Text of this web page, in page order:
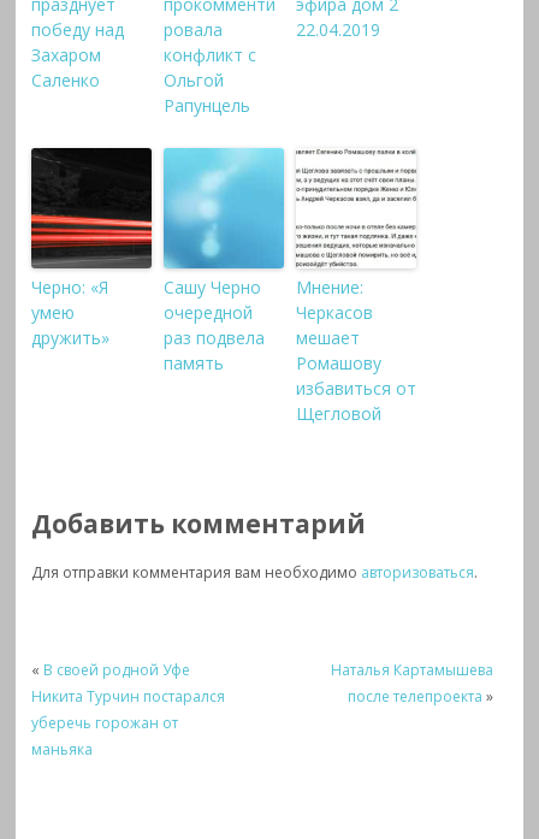
празднует
победу над
Захаром
Саленко
прокомменти
ровала
конфликт с
Ольгой
Рапунцель
эфира дом 2
22.04.2019
Черно: «Я
умею
дружить»
Сашу Черно
очередной
раз подвела
память
Мнение:
Черкасов
мешает
Ромашову
избавиться от
Щегловой
Добавить комментарий
Для отправки комментария вам необходимо авторизоваться.
« В своей родной Уфе
Никита Турчин постарался
уберечь горожан от
маньяка
Наталья Картамышева
после телепроекта »